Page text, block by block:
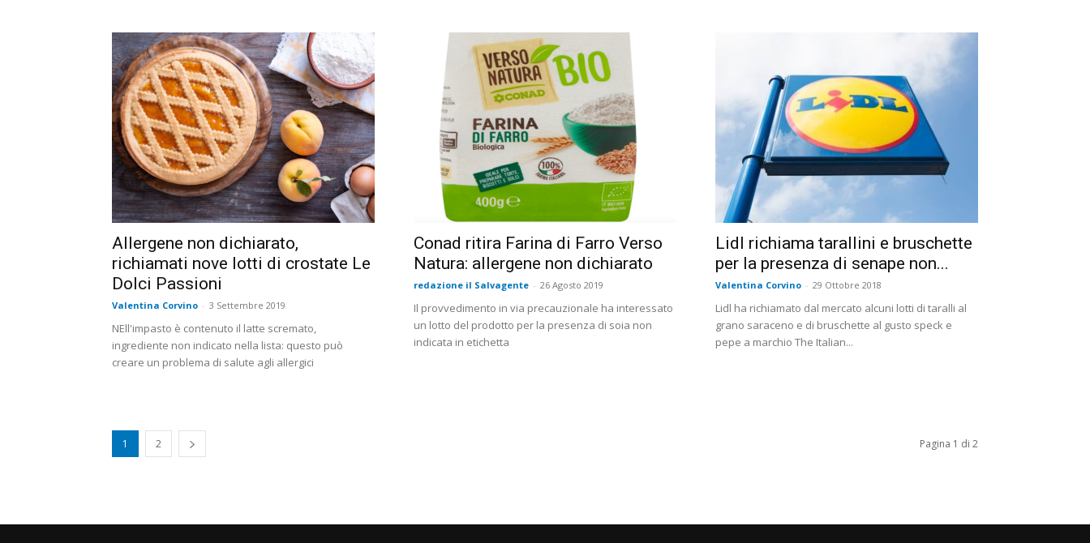
Allergene non dichiarato,
richiamati nove lotti di crostate Le
Dolci Passioni
Valentina Corvino - 3 Settembre 2019
NEll'impasto è contenuto il latte scremato,
ingrediente non indicato nella lista: questo può
creare un problema di salute agli allergici
Conad ritira Farina di Farro Verso
Natura: allergene non dichiarato
redazione il Salvagente - 26 Agosto 2019
Il provvedimento in via precauzionale ha interessato
un lotto del prodotto per la presenza di soia non
indicata in etichetta
Lidl richiama tarallini e bruschette
per la presenza di senape non...
Valentina Corvino - 29 Ottobre 2018
Lidl ha richiamato dal mercato alcuni lotti di taralli al
grano saraceno e di bruschette al gusto speck e
pepe a marchio The Italian...
1 2 Pagina 1 di 2